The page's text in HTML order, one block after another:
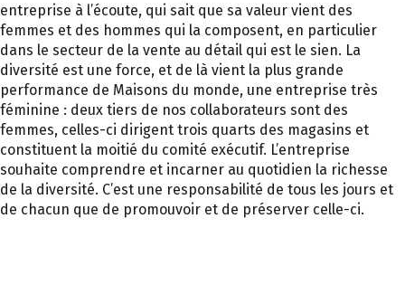
entreprise à l’écoute, qui sait que sa valeur vient des
femmes et des hommes qui la composent, en particulier
dans le secteur de la vente au détail qui est le sien. La
diversité est une force, et de là vient la plus grande
performance de Maisons du monde, une entreprise très
féminine : deux tiers de nos collaborateurs sont des
femmes, celles-ci dirigent trois quarts des magasins et
constituent la moitié du comité exécutif. L’entreprise
souhaite comprendre et incarner au quotidien la richesse
de la diversité. C’est une responsabilité de tous les jours et
de chacun que de promouvoir et de préserver celle-ci.